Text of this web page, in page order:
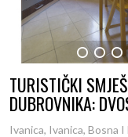
1 2 3
TURISTIČKI
DUBROVNIKA:
Ivanica, Ivanica, Bosna